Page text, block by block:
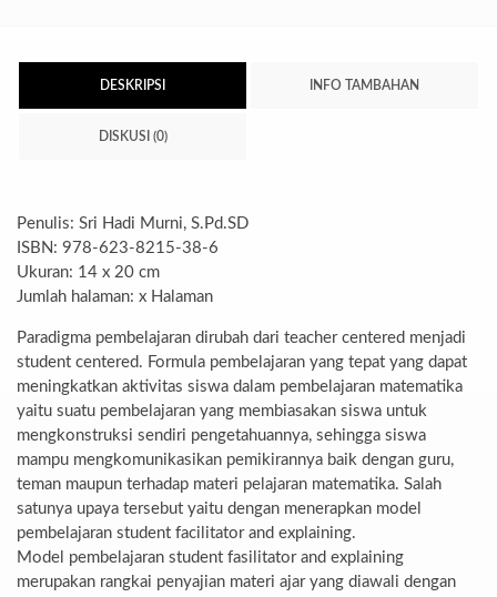
DESKRIPSI INFO TAMBAHAN
DISKUSI (0)
Penulis: Sri Hadi Murni, S.Pd.SD
ISBN: 978-623-8215-38-6
Ukuran: 14 x 20 cm
Jumlah halaman: x Halaman
Paradigma pembelajaran dirubah dari teacher centered menjadi
student centered. Formula pembelajaran yang tepat yang dapat
meningkatkan aktivitas siswa dalam pembelajaran matematika
yaitu suatu pembelajaran yang membiasakan siswa untuk
mengkonstruksi sendiri pengetahuannya, sehingga siswa
mampu mengkomunikasikan pemikirannya baik dengan guru,
teman maupun terhadap materi pelajaran matematika. Salah
satunya upaya tersebut yaitu dengan menerapkan model
pembelajaran student facilitator and explaining.
Model pembelajaran student fasilitator and explaining
merupakan rangkai penyajian materi ajar yang diawali dengan